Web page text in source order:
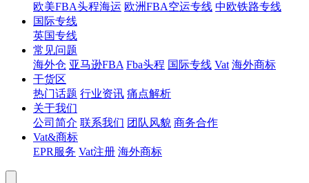
欧美FBA头程海运 欧洲FBA空运专线 中欧铁路专线
国际专线
英国专线
常见问题
海外仓 亚马逊FBA Fba头程 国际专线 Vat 海外商标
干货区
热门话题 行业资讯 痛点解析
关于我们
公司简介 联系我们 团队风貌 商务合作
Vat&商标
EPR服务 Vat注册 海外商标